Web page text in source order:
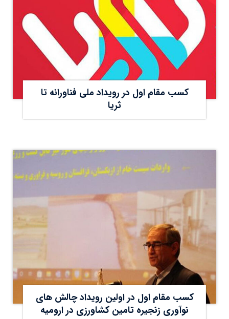
کسب مقام اول در رویداد ملی فناورانه تا
ثریا
کسب مقام اول در اولین رویداد چالش های
نوآوری زنجیره تامین کشاورزی در ارومیه